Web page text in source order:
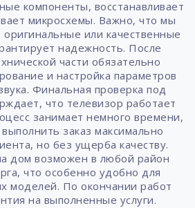
компоненты, восстанавливает
микросхемы. Важно, что мы
оригинальные или качественные
надежность. После
части обязательно
и настройка параметров
Финальная проверка под
что телевизор работает
занимает немного времени,
заказ максимально
но без ущерба качеству.
дом возможен в любой район
что особенно удобно для
моделей. По окончании работ
на выполненные услуги.